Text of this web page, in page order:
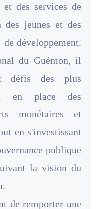
des services de
des jeunes et des
de développement.
du Guémon, il
défis des plus
en place des
monétaires et
en s'investissant
publique
la vision du
de remporter une